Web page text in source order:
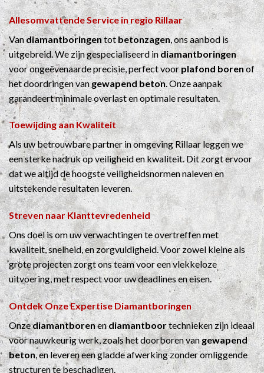
Allesomvattende Service in regio Rillaar
Vandiamantboringentotbetonzagen, ons aanbod is
uitgebreid. We zijn gespecialiseerd indiamantboringen
voor ongeëvenaarde precisie, perfect voorplafond borenof
het doordringen vangewapend beton. Onze aanpak
garandeert minimale overlast en optimale resultaten.
Toewijding aan Kwaliteit
Als uw betrouwbare partner in omgeving Rillaar leggen we
een sterke nadruk op veiligheid en kwaliteit. Dit zorgt ervoor
dat we altijd de hoogste veiligheidsnormen naleven en
uitstekende resultaten leveren.
Streven naar Klanttevredenheid
Ons doel is om uw verwachtingen te overtreffen met
kwaliteit, snelheid, en zorgvuldigheid. Voor zowel kleine als
grote projecten zorgt ons team voor een vlekkeloze
uitvoering, met respect voor uw deadlines en eisen.
Ontdek Onze ExpertiseDiamantboringen
Onzediamantborenendiamantboortechnieken zijn ideaal
voor nauwkeurig werk, zoals het doorboren vangewapend
beton, en leveren een gladde afwerking zonder omliggende
structuren te beschadigen.